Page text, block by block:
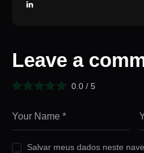
Leave a
0.0 / 5
Salvar meus dados neste